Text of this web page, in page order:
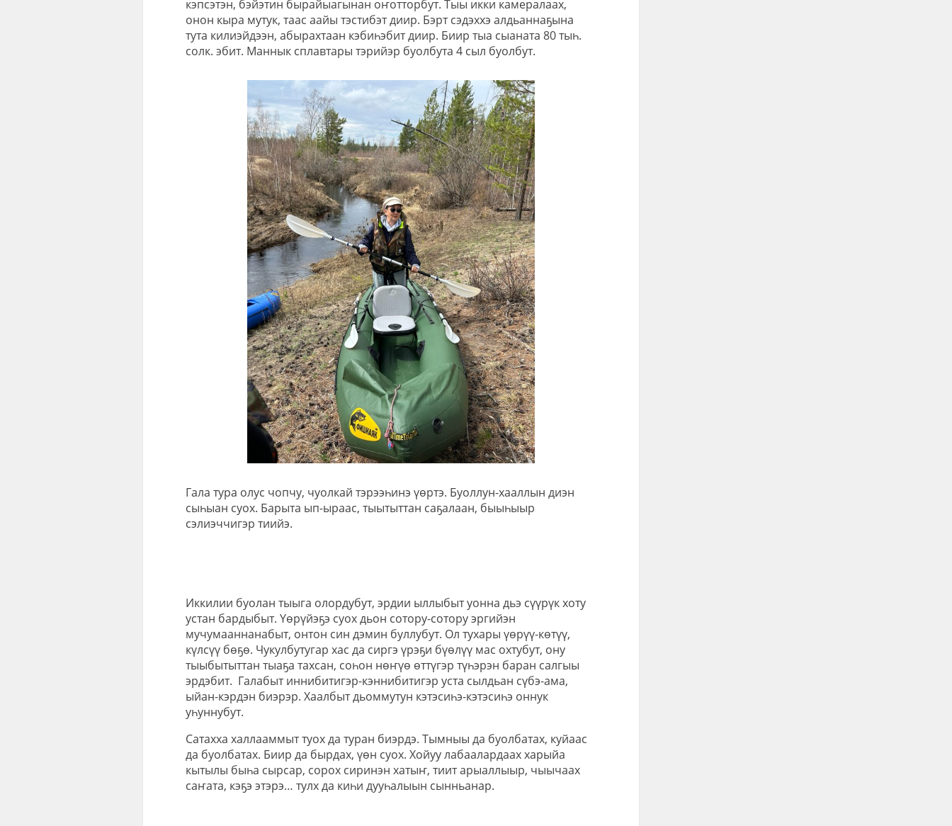
кэпсэтэн, бэйэтин бырайыагынан оҥотторбут. Тыы икки камералаах,
онон кыра мутук, таас аайы тэстибэт диир. Бэрт сэдэххэ алдьаннаҕына
тута килиэйдээн, абырахтаан кэбиһэбит диир. Биир тыа сыаната 80 тыһ.
солк. эбит. Маннык сплавтары тэрийэр буолбута 4 сыл буолбут.
Гала тура олус чопчу, чуолкай тэрээһинэ үөртэ. Буоллун-хааллын диэн
сыһыан суох. Барыта ып-ыраас, тыытыттан саҕалаан, быыһыыр
сэлиэччигэр тиийэ.
Иккилии буолан тыыга олордубут, эрдии ыллыбыт уонна дьэ сүүрүк хоту
устан бардыбыт. Үөрүйэҕэ суох дьон сотору-сотору эргийэн
мучумааннанабыт, онтон син дэмин буллубут. Ол тухары үөрүү-көтүү,
күлсүү бөҕө. Чукулбутугар хас да сиргэ үрэҕи бүөлүү мас охтубут, ону
тыыбытыттан тыаҕа тахсан, соһон нөҥүө өттүгэр түһэрэн баран салгыы
эрдэбит. Галабыт иннибитигэр-кэннибитигэр уста сылдьан сүбэ-ама,
ыйан-кэрдэн биэрэр. Хаалбыт дьоммутун кэтэсиһэ-кэтэсиһэ оннук
уһуннубут.
Сатахха халлааммыт туох да туран биэрдэ. Тымныы да буолбатах, куйаас
да буолбатах. Биир да бырдах, үөн суох. Хойуу лабаалардаах харыйа
кытылы быһа сырсар, сорох сиринэн хатыҥ, тиит арыаллыыр, чыычаах
саҥата, кэҕэ этэрэ… тулх да киһи дууһалыын сынньанар.